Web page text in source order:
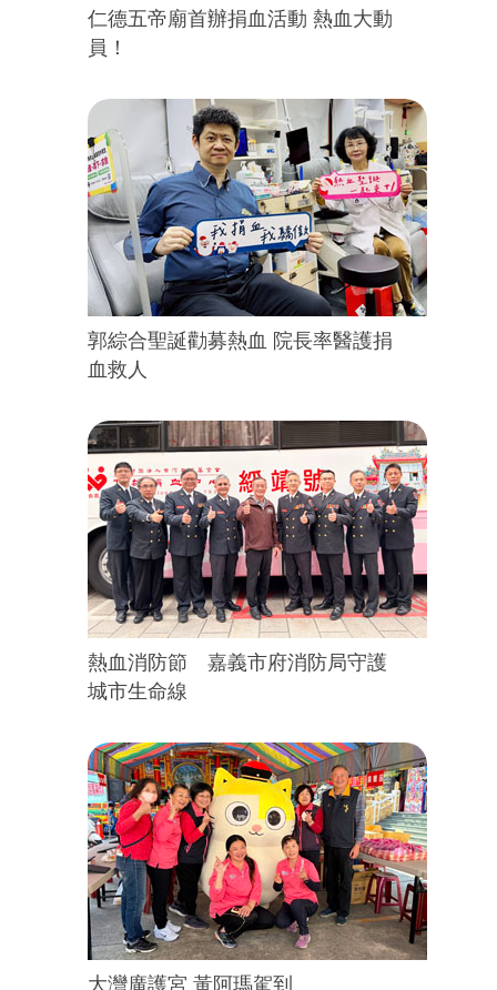
仁德五帝廟首辦捐血活動 熱血大動
員！
郭綜合聖誕勸募熱血 院長率醫護捐
血救人
熱血消防節 嘉義市府消防局守護
城市生命線
大灣廣護宮 黃阿瑪駕到